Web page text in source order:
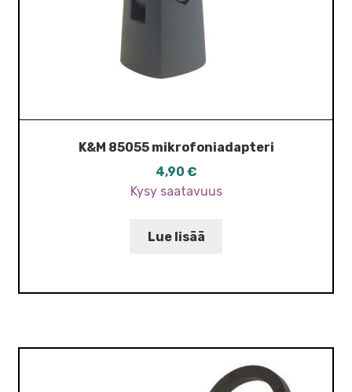
K&M 85055 mikrofoniadapteri
4,90 €
Kysy saatavuus
Lue lisää